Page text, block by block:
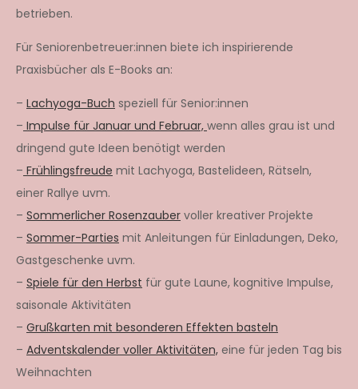
betrieben.
Für Seniorenbetreuer:innen biete ich inspirierende
Praxisbücher als E-Books an:
– Lachyoga-Buch speziell für Senior:innen
– Impulse für Januar und Februar, wenn alles grau ist und
dringend gute Ideen benötigt werden
– Frühlingsfreude mit Lachyoga, Bastelideen, Rätseln,
einer Rallye uvm.
– Sommerlicher Rosenzauber voller kreativer Projekte
– Sommer-Parties mit Anleitungen für Einladungen, Deko,
Gastgeschenke uvm.
– Spiele für den Herbst für gute Laune, kognitive Impulse,
saisonale Aktivitäten
– Grußkarten mit besonderen Effekten basteln
– Adventskalender voller Aktivitäten, eine für jeden Tag bis
Weihnachten